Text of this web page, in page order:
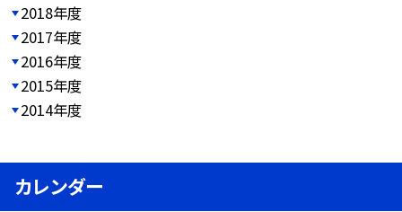
2018年度
2017年度
2016年度
2015年度
2014年度
カレンダー